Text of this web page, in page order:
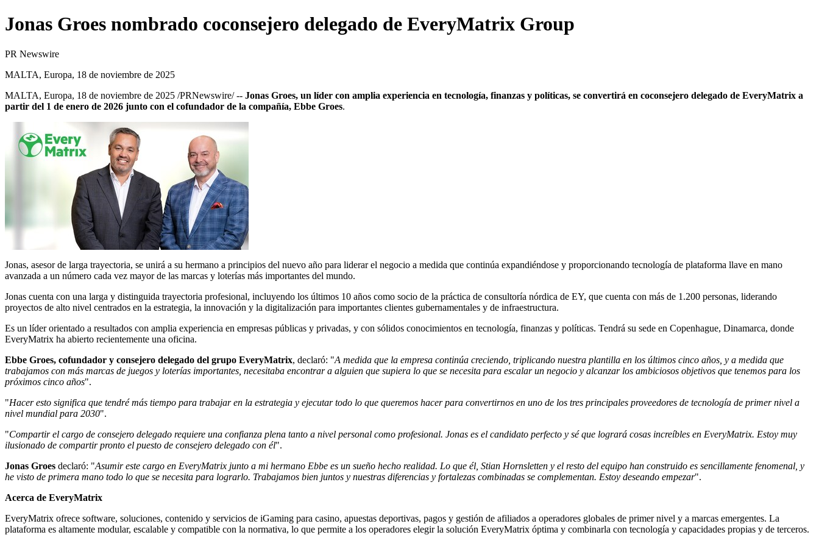
Jonas Groes nombrado coconsejero delegado de EveryMatrix Group
PR Newswire
MALTA, Europa, 18 de noviembre de 2025
MALTA, Europa, 18 de noviembre de 2025 /PRNewswire/ -- Jonas Groes, un líder con amplia experiencia en tecnología, finanzas y políticas, se convertirá en coconsejero delegado de EveryMatrix a
partir del 1 de enero de 2026 junto con el cofundador de la compañía, Ebbe Groes.
Jonas, asesor de larga trayectoria, se unirá a su hermano a principios del nuevo año para liderar el negocio a medida que continúa expandiéndose y proporcionando tecnología de plataforma llave en mano
avanzada a un número cada vez mayor de las marcas y loterías más importantes del mundo.
Jonas cuenta con una larga y distinguida trayectoria profesional, incluyendo los últimos 10 años como socio de la práctica de consultoría nórdica de EY, que cuenta con más de 1.200 personas, liderando
proyectos de alto nivel centrados en la estrategia, la innovación y la digitalización para importantes clientes gubernamentales y de infraestructura.
Es un líder orientado a resultados con amplia experiencia en empresas públicas y privadas, y con sólidos conocimientos en tecnología, finanzas y políticas. Tendrá su sede en Copenhague, Dinamarca, donde
EveryMatrix ha abierto recientemente una oficina.
Ebbe Groes, cofundador y consejero delegado del grupo EveryMatrix, declaró: "A medida que la empresa continúa creciendo, triplicando nuestra plantilla en los últimos cinco años, y a medida que
trabajamos con más marcas de juegos y loterías importantes, necesitaba encontrar a alguien que supiera lo que se necesita para escalar un negocio y alcanzar los ambiciosos objetivos que tenemos para los
próximos cinco años".
"Hacer esto significa que tendré más tiempo para trabajar en la estrategia y ejecutar todo lo que queremos hacer para convertirnos en uno de los tres principales proveedores de tecnología de primer nivel a
nivel mundial para 2030".
"Compartir el cargo de consejero delegado requiere una confianza plena tanto a nivel personal como profesional. Jonas es el candidato perfecto y sé que logrará cosas increíbles en EveryMatrix. Estoy muy
ilusionado de compartir pronto el puesto de consejero delegado con él".
Jonas Groes declaró: "Asumir este cargo en EveryMatrix junto a mi hermano Ebbe es un sueño hecho realidad. Lo que él, Stian Hornsletten y el resto del equipo han construido es sencillamente fenomenal, y
he visto de primera mano todo lo que se necesita para lograrlo. Trabajamos bien juntos y nuestras diferencias y fortalezas combinadas se complementan. Estoy deseando empezar".
Acerca de EveryMatrix
EveryMatrix ofrece software, soluciones, contenido y servicios de iGaming para casino, apuestas deportivas, pagos y gestión de afiliados a operadores globales de primer nivel y a marcas emergentes. La
plataforma es altamente modular, escalable y compatible con la normativa, lo que permite a los operadores elegir la solución EveryMatrix óptima y combinarla con tecnología y capacidades propias y de terceros.